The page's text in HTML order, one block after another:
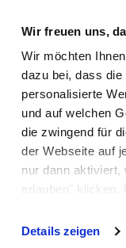
Wir freuen uns,
Wir möchten
dazu bei, dass
personalisierte
und auf welchen
die zwingend für
der Webseite auf
nur dann aktiviert,
erlauben"
Details zeigen
Alle